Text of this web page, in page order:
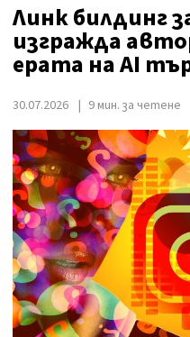
Линк билдинг
изгражда
ерата на AI
30.07.2026 9 мин. за четене